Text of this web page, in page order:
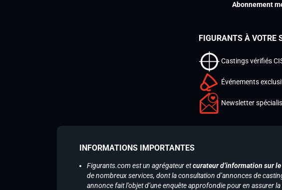
Abonnement
FIGURANTS À VOTRE
Castings vérifiés
Événements
Newsletter
INFORMATIONS IMPORTANTES
Figurants.com est un agrégateur etcurateur d’information sur
de nombreux services, dont la consultation d’annonces de
annonce fait l’objet d’une enquête approfondie pour en